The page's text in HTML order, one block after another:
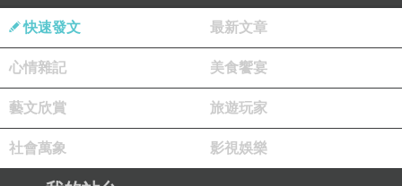
快速發文 最新文章
心情雜記 美食饗宴
藝文欣賞 旅遊玩家
社會萬象 影視娛樂